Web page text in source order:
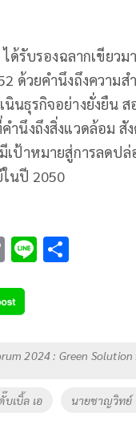
ด้รับรองฉลากเขียวม
ด้วยคำนึงถึงความส
นินธุรกิจอย่างยั่งยืน
คำนึงถึงสิ่งแวดล้อม สั
เป้าหมายสู่การลดปล่
นปี 2050
C
p
y
Li
k
Li
2024 : Green Solution
ดั๊บเบิ้ล เอ นายชาญวิทย์